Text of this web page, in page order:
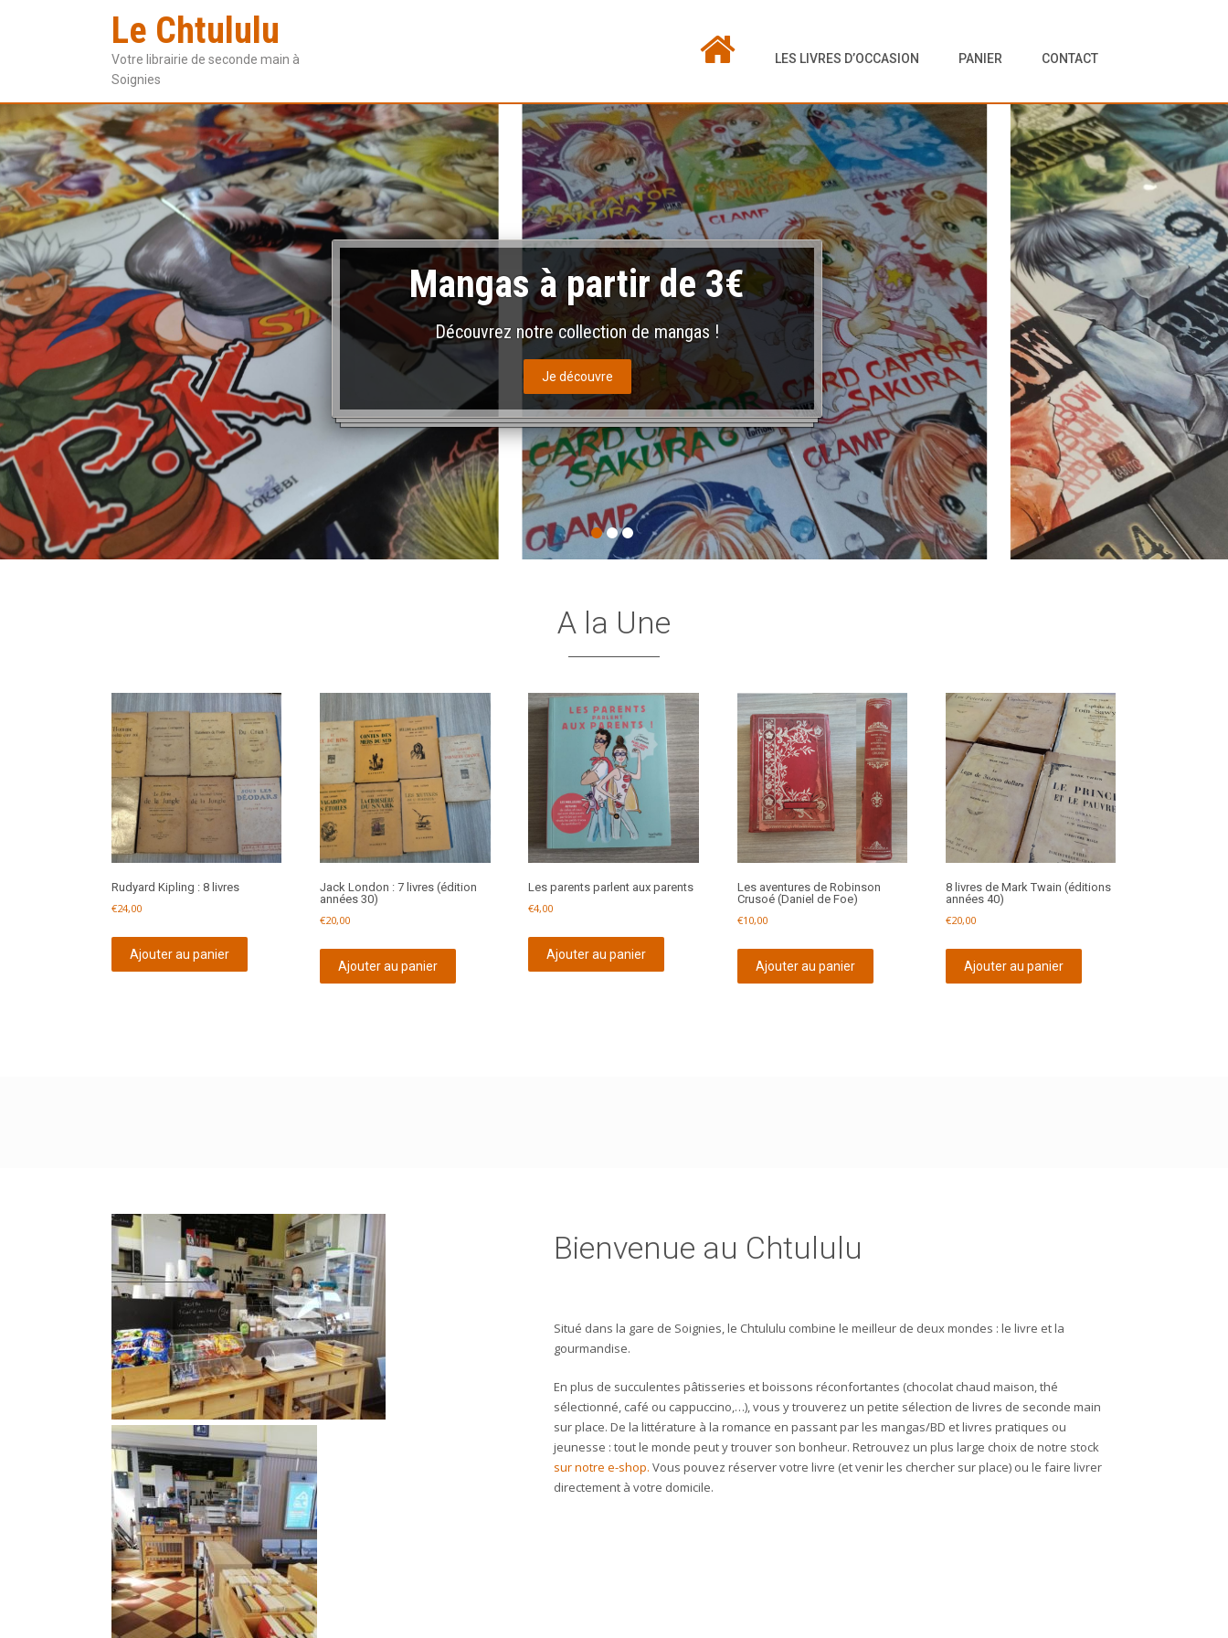
Le Chtululu
Votre librairie de seconde main à
Soignies
LES LIVRES D’OCCASION PANIER CONTACT
Mangas à partir de 3€
Découvrez notre collection de mangas !
Je découvre
A la Une
Rudyard Kipling : 8 livres
€24,00
Ajouter au panier
Jack London : 7 livres (édition
années 30)
€20,00
Ajouter au panier
Les parents parlent aux parents
€4,00
Ajouter au panier
Les aventures de Robinson
Crusoé (Daniel de Foe)
€10,00
Ajouter au panier
8 livres de Mark Twain (éditions
années 40)
€20,00
Ajouter au panier
Bienvenue au Chtululu
Situé dans la gare de Soignies, le Chtululu combine le meilleur de deux mondes : le livre et la
gourmandise.
En plus de succulentes pâtisseries et boissons réconfortantes (chocolat chaud maison, thé
sélectionné, café ou cappuccino,…), vous y trouverez un petite sélection de livres de seconde main
sur place. De la littérature à la romance en passant par les mangas/BD et livres pratiques ou
jeunesse : tout le monde peut y trouver son bonheur. Retrouvez un plus large choix de notre stock
sur notre e-shop. Vous pouvez réserver votre livre (et venir les chercher sur place) ou le faire livrer
directement à votre domicile.